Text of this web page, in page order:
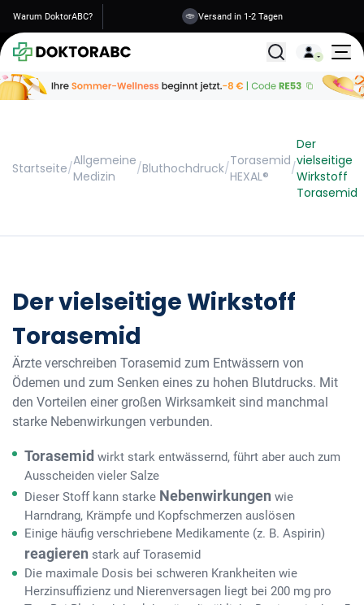
Warum DoktorABC? Versand in 1-2 Tagen
Alle
Startseite/Allgemeine
Medizin
/Bluthochdruck/Torasemid
HEXAL®
/
Der
vielseitige
Wirkstoff
Torasemid
Der vielseitige Wirkstoff
Torasemid
Ärzte verschreiben Torasemid zum Entwässern von
Ödemen und zum Senken eines zu hohen Blutdrucks. Mit
den Vorteilen einer großen Wirksamkeit sind manchmal
starke Nebenwirkungen verbunden.
Torasemid wirkt stark entwässernd, führt aber auch zum
Ausscheiden vieler Salze
Dieser Stoff kann starke Nebenwirkungen wie
Harndrang, Krämpfe und Kopfschmerzen auslösen
Einige häufig verschriebene Medikamente (z. B. Aspirin)
reagieren stark auf Torasemid
Die maximale Dosis bei schweren Krankheiten wie
Herzinsuffizienz und Nierenversagen liegt bei 200 mg pro